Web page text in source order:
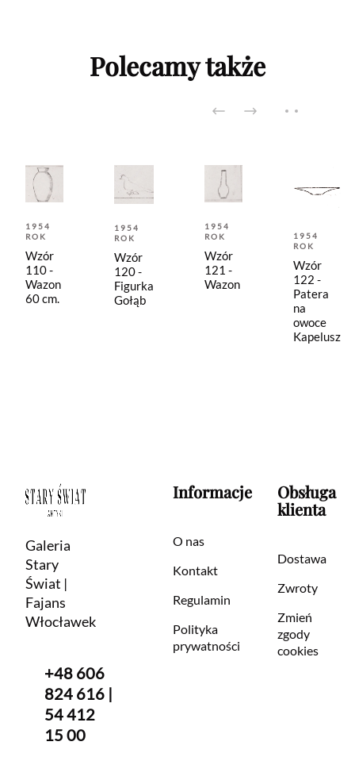
Polecamy także
1954
ROK
Wzór
110 -
Wazon
60 cm.
1954
ROK
Wzór
120 -
Figurka
Gołąb
1954
ROK
Wzór
121 -
Wazon
1954
ROK
Wzór
122 -
Patera
na
owoce
Kapelusz
Galeria
Stary
Świat |
Fajans
Włocławek
+48 606
824 616 |
54 412
15 00
Informacje
O nas
Kontakt
Regulamin
Polityka
prywatności
Obsługa
klienta
Dostawa
Zwroty
Zmień
zgody
cookies